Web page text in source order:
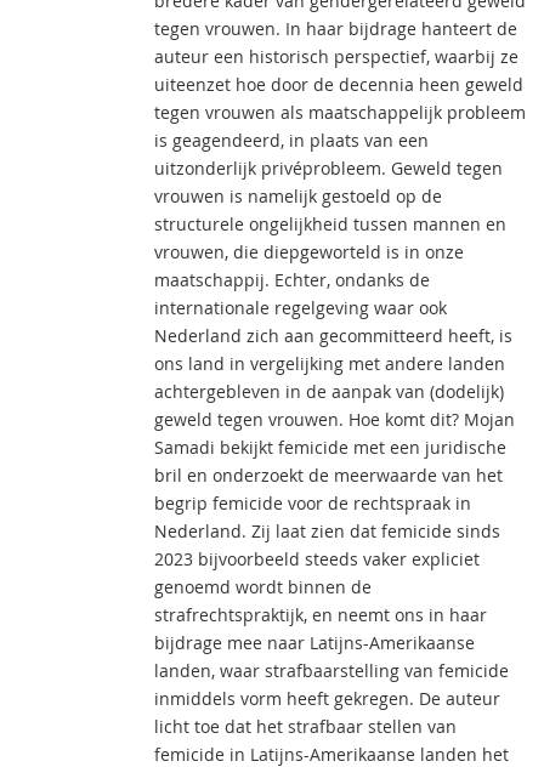
tegen vrouwen. In haar bijdrage hanteert de
auteur een historisch perspectief, waarbij ze
uiteenzet hoe door de decennia heen geweld
tegen vrouwen als maatschappelijk probleem
is geagendeerd, in plaats van een
uitzonderlijk privéprobleem. Geweld tegen
vrouwen is namelijk gestoeld op de
structurele ongelijkheid tussen mannen en
vrouwen, die diepgeworteld is in onze
maatschappij. Echter, ondanks de
internationale regelgeving waar ook
Nederland zich aan gecommitteerd heeft, is
ons land in vergelijking met andere landen
achtergebleven in de aanpak van (dodelijk)
geweld tegen vrouwen. Hoe komt dit? Mojan
Samadi bekijkt femicide met een juridische
bril en onderzoekt de meerwaarde van het
begrip femicide voor de rechtspraak in
Nederland. Zij laat zien dat femicide sinds
2023 bijvoorbeeld steeds vaker expliciet
genoemd wordt binnen de
strafrechtspraktijk, en neemt ons in haar
bijdrage mee naar Latijns-Amerikaanse
landen, waar strafbaarstelling van femicide
inmiddels vorm heeft gekregen. De auteur
licht toe dat het strafbaar stellen van
femicide in Latijns-Amerikaanse landen het